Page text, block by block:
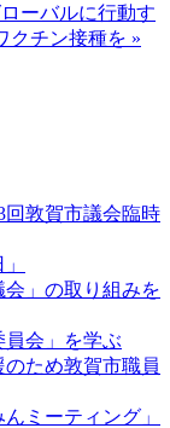
ーバルに行動す
クチン接種を »
回敦賀市議会臨時
会」の取り組みを
会」を学ぶ
ため敦賀市職員
ミーティング」